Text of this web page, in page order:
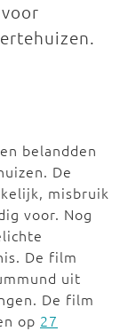
belandden
De
misbruik
voor. Nog
De film
uit
De film
op 27